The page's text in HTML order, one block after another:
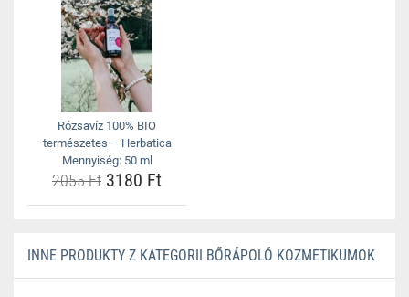
Rózsavíz 100% BIO
természetes – Herbatica
Mennyiség: 50 ml
2055 Ft 3180 Ft
INNE PRODUKTY Z KATEGORII BŐRÁPOLÓ KOZMETIKUMOK